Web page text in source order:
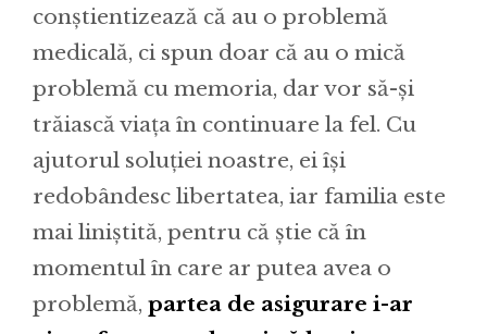
conștientizează că au o problemă
medicală, ci spun doar că au o mică
problemă cu memoria, dar vor să-și
trăiască viața în continuare la fel. Cu
ajutorul soluției noastre, ei își
redobândesc libertatea, iar familia este
mai liniștită, pentru că știe că în
momentul în care ar putea avea o
problemă, partea de asigurare i-ar